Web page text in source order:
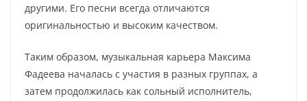
другими. Его песни всегда отличаются
оригинальностью и высоким качеством.
Таким образом, музыкальная карьера Максима
Фадеева началась с участия в разных группах, а
затем продолжилась как сольный исполнитель,